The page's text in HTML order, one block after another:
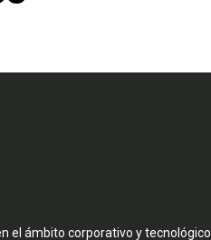
el ámbito corporativo y tecnológico